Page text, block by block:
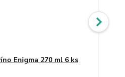
Enigma 270 ml 6 ks